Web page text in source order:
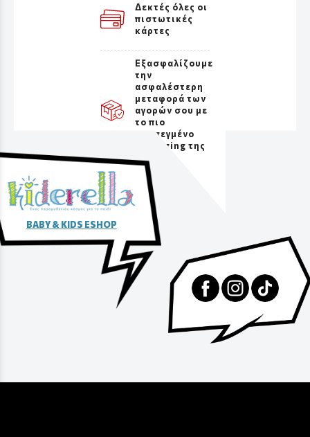
Δεκτές όλες οι
πιστωτικές
κάρτες
Εξασφαλίζουμε
την
ασφαλέστερη
μεταφορά των
αγορών σου με
το πιο
προσεγμένο
packaging της
BABY & KIDS ESHOP